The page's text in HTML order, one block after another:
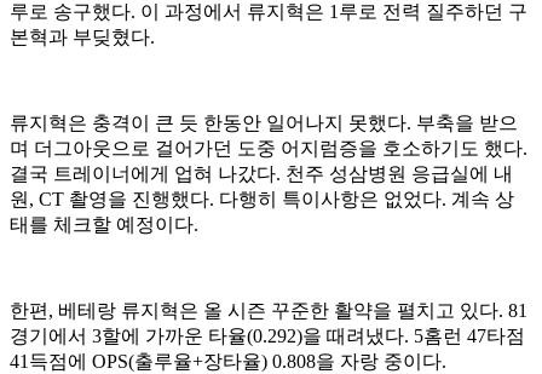
루로 송구했다. 이 과정에서 류지혁은 1루로 전력 질주하던 구
본혁과 부딪혔다.
류지혁은 충격이 큰 듯 한동안 일어나지 못했다. 부축을 받으
며 더그아웃으로 걸어가던 도중 어지럼증을 호소하기도 했다.
결국 트레이너에게 업혀 나갔다. 천주 성삼병원 응급실에 내
원, CT 촬영을 진행했다. 다행히 특이사항은 없었다. 계속 상
태를 체크할 예정이다.
한편, 베테랑 류지혁은 올 시즌 꾸준한 활약을 펼치고 있다. 81
경기에서 3할에 가까운 타율(0.292)을 때려냈다. 5홈런 47타점
41득점에 OPS(출루율+장타율) 0.808을 자랑 중이다.